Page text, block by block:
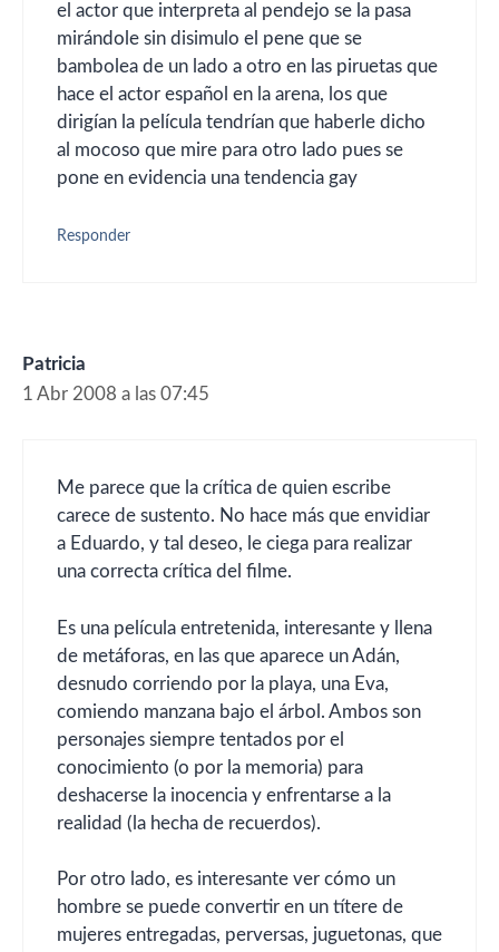
el actor que interpreta al pendejo se la pasa
mirándole sin disimulo el pene que se
bambolea de un lado a otro en las piruetas que
hace el actor español en la arena, los que
dirigían la película tendrían que haberle dicho
al mocoso que mire para otro lado pues se
pone en evidencia una tendencia gay
Responder
Patricia
1 Abr 2008 a las 07:45
Me parece que la crítica de quien escribe
carece de sustento. No hace más que envidiar
a Eduardo, y tal deseo, le ciega para realizar
una correcta crítica del filme.
Es una película entretenida, interesante y llena
de metáforas, en las que aparece un Adán,
desnudo corriendo por la playa, una Eva,
comiendo manzana bajo el árbol. Ambos son
personajes siempre tentados por el
conocimiento (o por la memoria) para
deshacerse la inocencia y enfrentarse a la
realidad (la hecha de recuerdos).
Por otro lado, es interesante ver cómo un
hombre se puede convertir en un títere de
mujeres entregadas, perversas, juguetonas, que